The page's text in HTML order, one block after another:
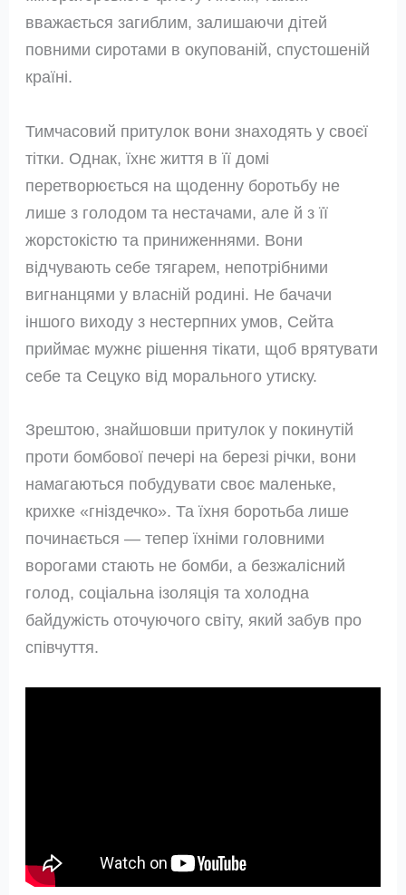
вважається загиблим, залишаючи дітей
повними сиротами в окупованій, спустошеній
країні.
Тимчасовий притулок вони знаходять у своєї
тітки. Однак, їхнє життя в її домі
перетворюється на щоденну боротьбу не
лише з голодом та нестачами, але й з її
жорстокістю та приниженнями. Вони
відчувають себе тягарем, непотрібними
вигнанцями у власній родині. Не бачачи
іншого виходу з нестерпних умов, Сейта
приймає мужнє рішення тікати, щоб врятувати
себе та Сецуко від морального утиску.
Зрештою, знайшовши притулок у покинутій
проти бомбової печері на березі річки, вони
намагаються побудувати своє маленьке,
крихке «гніздечко». Та їхня боротьба лише
починається — тепер їхніми головними
ворогами стають не бомби, а безжалісний
голод, соціальна ізоляція та холодна
байдужість оточуючого світу, який забув про
співчуття.